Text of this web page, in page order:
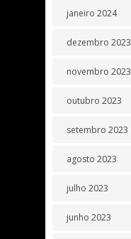
janeiro 2024
dezembro 2023
novembro 2023
outubro 2023
setembro 2023
agosto 2023
julho 2023
junho 2023